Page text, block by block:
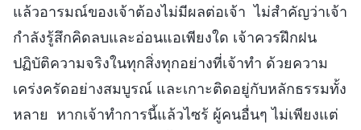
แล้วอารมณ์ของเจ้าต้องไม่มีผลต่อเจ้า ไม่สำคัญว่าเจ้า
กำลังรู้สึกคิดลบและอ่อนแอเพียงใด เจ้าควรฝึกฝน
ปฏิบัติความจริงในทุกสิ่งทุกอย่างที่เจ้าทำ ด้วยความ
เคร่งครัดอย่างสมบูรณ์ และเกาะติดอยู่กับหลักธรรมทั้ง
หลาย หากเจ้าทำการนี้แล้วไซร้ ผู้คนอื่นๆ ไม่เพียงแต่